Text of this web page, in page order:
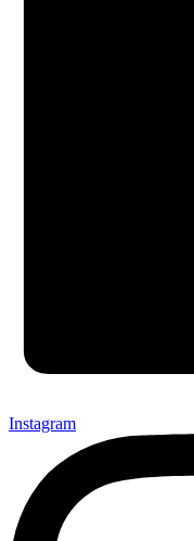
Instagram